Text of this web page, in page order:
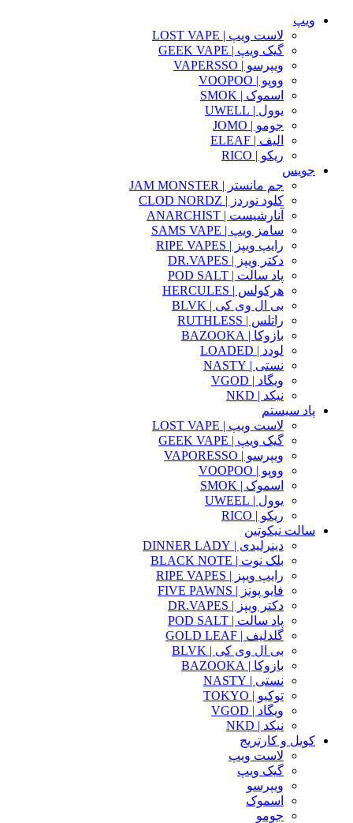
ویپ
لاست ویپ | LOST VAPE
گیک ویپ | GEEK VAPE
ویپرسو | VAPERSSO
ووپو | VOOPOO
اسموک | SMOK
یوول | UWELL
جومو | JOMO
الیف | ELEAF
ریکو | RICO
جویس
جم مانستر | JAM MONSTER
کلود نوردز | CLOD NORDZ
آنارشیست | ANARCHIST
سامز ویپ | SAMS VAPE
رایپ ویپز | RIPE VAPES
دکتر ویپز | DR.VAPES
پاد سالت | POD SALT
هرکولس | HERCULES
بی ال وی کی | BLVK
راتلس | RUTHLESS
بازوکا | BAZOOKA
لودد | LOADED
نستی | NASTY
ویگاد | VGOD
نیکد | NKD
پاد سیستم
لاست ویپ | LOST VAPE
گیک ویپ | GEEK VAPE
ویپرسو | VAPORESSO
ووپو | VOOPOO
اسموک | SMOK
یوول | UWEEL
ریکو | RICO
سالت نیکوتین
دینرلیدی | DINNER LADY
بلک نوت | BLACK NOTE
رایپ ویپز | RIPE VAPES
فایو پونز | FIVE PAWNS
دکتر ویپز | DR.VAPES
پاد سالت | POD SALT
گلدلیف | GOLD LEAF
بی ال وی کی | BLVK
بازوکا | BAZOOKA
نستی | NASTY
توکیو | TOKYO
ویگاد | VGOD
نیکد | NKD
کویل و کارتریج
لاست ویپ
گیک ویپ
ویپرسو
اسموک
جومو